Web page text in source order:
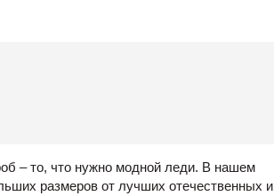
– то, что нужно модной леди. В нашем
размеров от лучших отечественных и